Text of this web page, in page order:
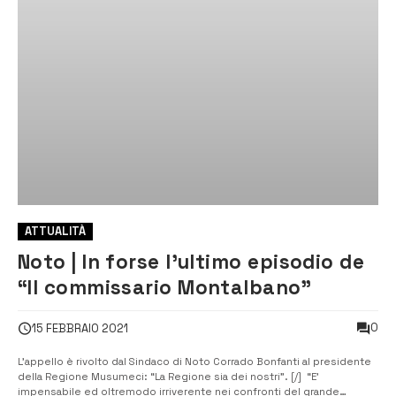
ATTUALITÀ
Noto | In forse l’ultimo episodio de
“Il commissario Montalbano”
15 FEBBRAIO 2021 0
L’appello è rivolto dal Sindaco di Noto Corrado Bonfanti al presidente
della Regione Musumeci: “La Regione sia dei nostri”. [/] “E’
impensabile ed oltremodo irriverente nei confronti del grande